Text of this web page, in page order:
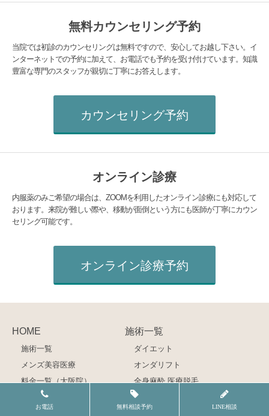
無料カウンセリング予約
当院では初診のカウンセリングは無料ですので、安心してお越し下さい。イ
ンターネットでの予約に加えて、お電話でも予約を受け付けています。知識
豊富な専門のスタッフが親切に丁寧にお答えします。
カウンセリング予約
オンライン診療
内服薬のみご希望の場合は、ZOOMを利用したオンライン診療にも対応して
おります。来院が難しい際や、移動が面倒という方にも医師が丁寧にカウン
セリング可能です。
オンライン診療予約
HOME
施術一覧
メンズ美容医療
料金一覧（大阪院）
料金一覧（名古屋院）
施術一覧
ダイエット
オンダリフト
全身麻酔 医療脱毛
皮膚治療
お電話 無料相談予約 LINE相談